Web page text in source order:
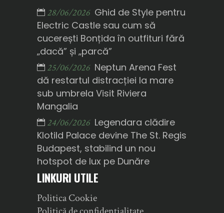
28/06/2026 Ghid de Style pentru
Electric Castle sau cum să
cucerești Bonțida în outfituri fără
„dacă” și „parcă”
25/06/2026 Neptun Arena Fest
dă restartul distracției la mare
sub umbrela Visit Riviera
Mangalia
24/06/2026 Legendara clădire
Klotild Palace devine The St. Regis
Budapest, stabilind un nou
hotspot de lux pe Dunăre
LINKURI UTILE
Politica Cookie